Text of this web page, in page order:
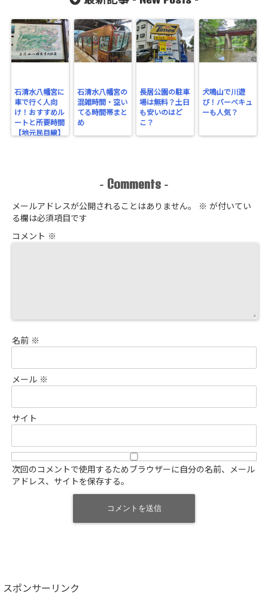
石清水八幡宮に
車で行く人向
け！おすすめル
ートと所要時間
【地元民目線】
石清水八幡宮の
混雑時間・空い
てる時間帯まと
め
長居公園の駐車
場は無料？土日
も安いのはど
こ？
犬鳴山で川遊
び！バーベキュ
ーも人気？
- Comments -
メールアドレスが公開されることはありません。 ※ が付いてい
る欄は必須項目です
コメント ※
名前 ※
メール ※
サイト
次回のコメントで使用するためブラウザーに自分の名前、メール
アドレス、サイトを保存する。
スポンサーリンク